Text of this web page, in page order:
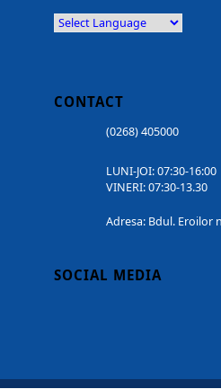
CONTACT
(0268) 405000
LUNI-JOI: 07:30-16:00
VINERI: 07:30-13.30
Adresa: Bdul. Eroilor
SOCIAL MEDIA